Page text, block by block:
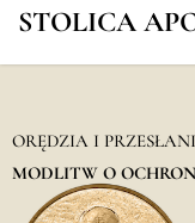
STOLICA
ORĘDZIA I
MODLITW O